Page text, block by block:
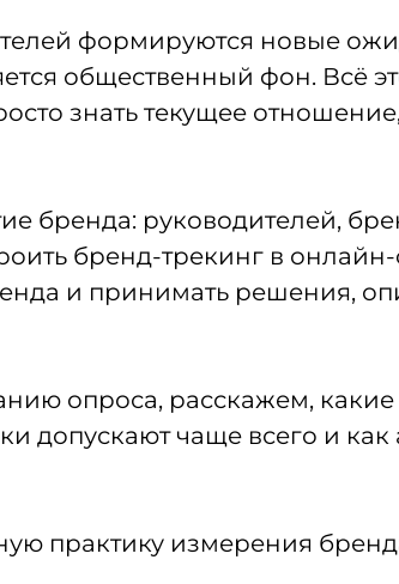
формируются новые
общественный фон. Всё
знать текущее отношение,
бренда: руководителей,
бренд-трекинг в
и принимать решения,
опроса, расскажем, какие
допускают чаще всего и как
практику измерения